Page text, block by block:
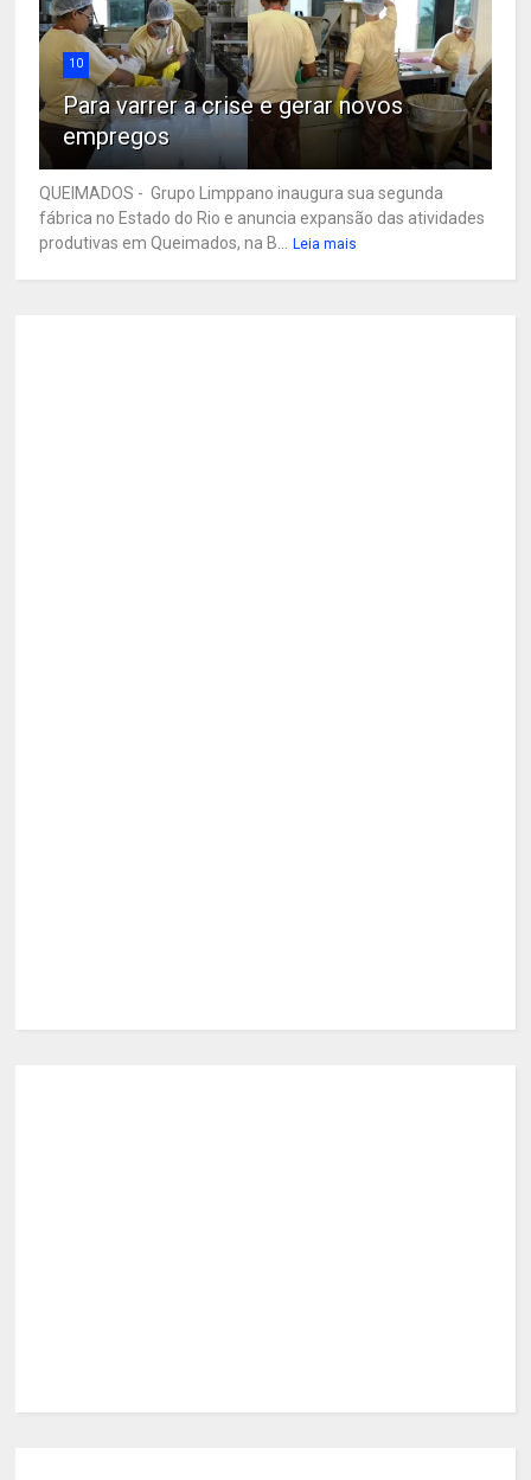
10
Para varrer a crise e gerar novos
empregos
QUEIMADOS - Grupo Limppano inaugura sua segunda
fábrica no Estado do Rio e anuncia expansão das atividades
produtivas em Queimados, na B...
Leia mais